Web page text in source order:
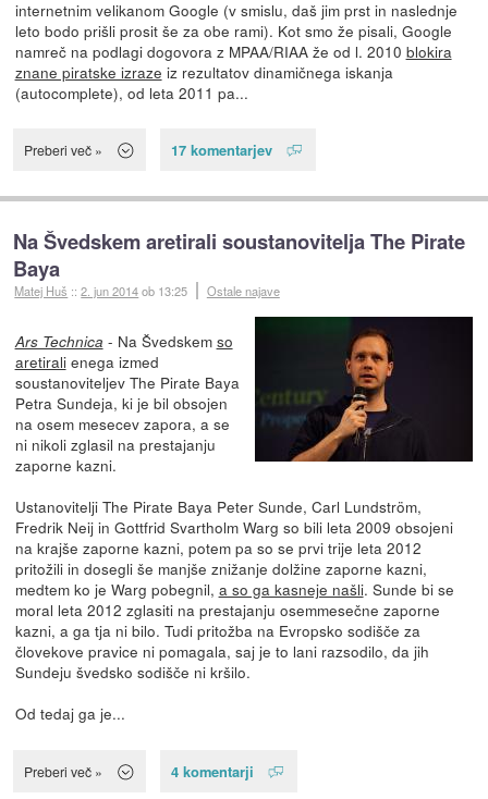
internetnim velikanom Google (v smislu, daš jim prst in naslednje
leto bodo prišli prosit še za obe rami). Kot smo že pisali, Google
namreč na podlagi dogovora z MPAA/RIAA že od l. 2010 blokira
znane piratske izraze iz rezultatov dinamičnega iskanja
(autocomplete), od leta 2011 pa...
Preberi več » 17 komentarjev
Na Švedskem aretirali soustanovitelja The Pirate
Baya
Matej Huš ::2. jun 2014ob 13:25 Ostale najave
Ars Technica - Na Švedskem so
aretiralienega izmed
soustanoviteljev The Pirate Baya
Petra Sundeja, ki je bil obsojen
na osem mesecev zapora, a se
ni nikoli zglasil na prestajanju
zaporne kazni.
Ustanovitelji The Pirate Baya Peter Sunde, Carl Lundström,
Fredrik Neij in Gottfrid Svartholm Warg so bili leta 2009 obsojeni
na krajše zaporne kazni, potem pa so se prvi trije leta 2012
pritožili in dosegli še manjše znižanje dolžine zaporne kazni,
medtem ko je Warg pobegnil, a so ga kasneje našli. Sunde bi se
moral leta 2012 zglasiti na prestajanju osemmesečne zaporne
kazni, a ga tja ni bilo. Tudi pritožba na Evropsko sodišče za
človekove pravice ni pomagala, saj je to lani razsodilo, da jih
Sundeju švedsko sodišče ni kršilo.
Od tedaj ga je...
Preberi več » 4 komentarji